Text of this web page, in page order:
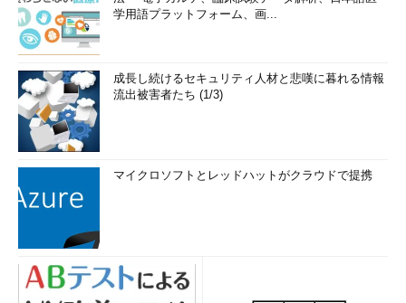
学用語プラットフォーム、画...
成長し続けるセキュリティ人材と悲嘆に暮れる情報
流出被害者たち (1/3)
マイクロソフトとレッドハットがクラウドで提携